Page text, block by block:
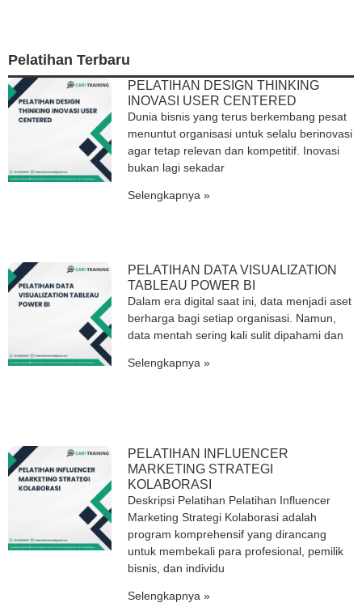
Pelatihan Terbaru
PELATIHAN DESIGN THINKING
INOVASI USER CENTERED
Dunia bisnis yang terus berkembang pesat
menuntut organisasi untuk selalu berinovasi
agar tetap relevan dan kompetitif. Inovasi
bukan lagi sekadar
Selengkapnya »
PELATIHAN DATA VISUALIZATION
TABLEAU POWER BI
Dalam era digital saat ini, data menjadi aset
berharga bagi setiap organisasi. Namun,
data mentah sering kali sulit dipahami dan
Selengkapnya »
PELATIHAN INFLUENCER
MARKETING STRATEGI
KOLABORASI
Deskripsi Pelatihan Pelatihan Influencer
Marketing Strategi Kolaborasi adalah
program komprehensif yang dirancang
untuk membekali para profesional, pemilik
bisnis, dan individu
Selengkapnya »